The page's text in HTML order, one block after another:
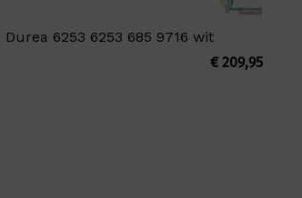
Durea 6253 6253 685 9716 wit
€209,95